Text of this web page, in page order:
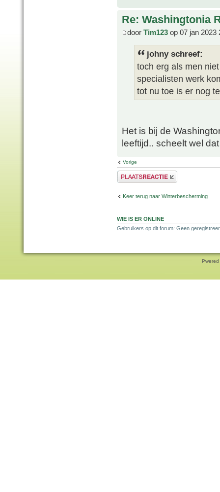
Re: Washingtonia
door Tim123 op 07 jan 2023
johny schreef:
toch erg als men
specialisten werk
tot nu toe is er nog
Het is bij de
leeftijd.. scheelt wel
Vorige
Plaats een reactie
Keer terug naar Winterbescherming
WIE IS ER ONLINE
Gebruikers op dit forum: Geen